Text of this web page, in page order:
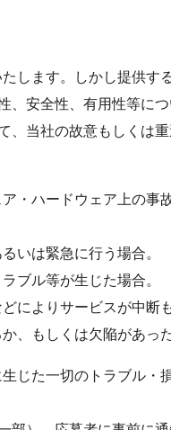
します。しかし提供
安全性、有用性等に
、当社の故意もしくは
・ハードウェア上の
いは緊急に行う場合。
ブル等が生じた場合。
によりサービスが中断
、もしくは欠陥があった
じた一切のトラブル